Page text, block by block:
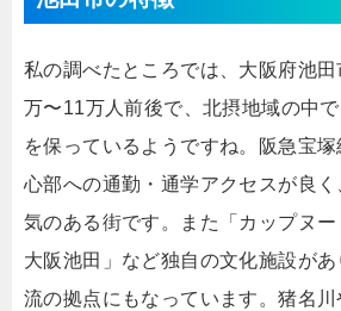
私の調べたところでは、大阪府池
万〜11万人前後で、北摂地域の中
を保っているようですね。阪急宝
心部への通勤・通学アクセスが良く
気のある街です。また「カップヌ
大阪池田」など独自の文化施設が
流の拠点にもなっています。猪名